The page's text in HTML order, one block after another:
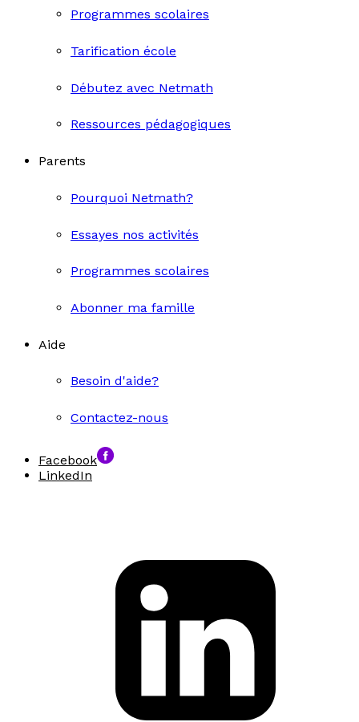
Programmes scolaires
Tarification école
Débutez avec Netmath
Ressources pédagogiques
Parents
Pourquoi Netmath?
Essayes nos activités
Programmes scolaires
Abonner ma famille
Aide
Besoin d'aide?
Contactez-nous
Facebook
LinkedIn